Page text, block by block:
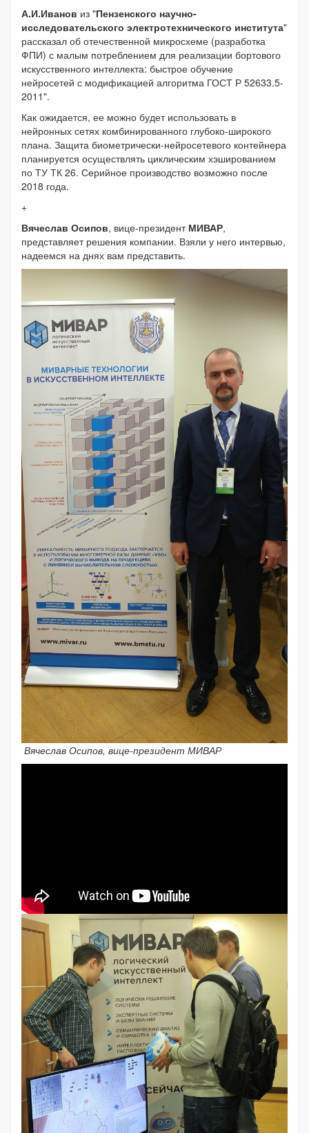
А.И.Иванов из "Пензенского научно-
исследовательского электротехнического института"
рассказал об отечественной микросхеме (разработка
ФПИ) с малым потреблением для реализации бортового
искусственного интеллекта: быстрое обучение
нейросетей с модификацией алгоритма ГОСТ Р 52633.5-
2011".
Как ожидается, ее можно будет использовать в
нейронных сетях комбинированного глубоко-широкого
плана. Защита биометрически-нейросетевого контейнера
планируется осуществлять циклическим хэшированием
по ТУ ТК 26. Серийное производство возможно после
2018 года.
+
Вячеслав Осипов, вице-президент МИВАР,
представляет решения компании. Взяли у него интервью,
надеемся на днях вам представить.
Вячеслав Осипов, вице-президент МИВАР